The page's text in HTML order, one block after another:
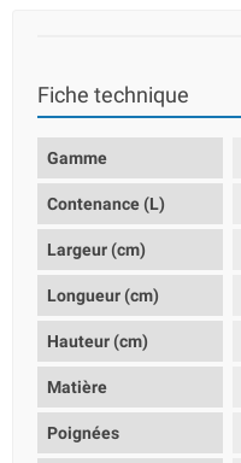
Fiche technique
Gamme
Contenance (L)
Largeur (cm)
Longueur (cm)
Hauteur (cm)
Matière
Poignées